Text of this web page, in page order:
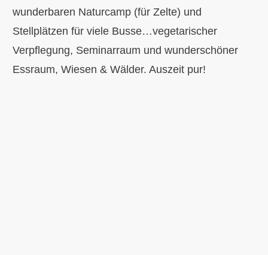
wunderbaren Naturcamp (für Zelte) und
Stellplätzen für viele Busse…vegetarischer
Verpflegung, Seminarraum und wunderschöner
Essraum, Wiesen & Wälder. Auszeit pur!